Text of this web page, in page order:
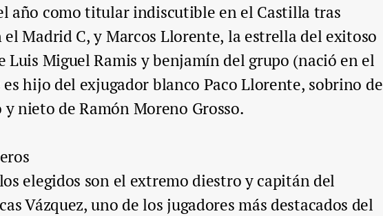
año como titular indiscutible en el Castilla tras
el Madrid C, y Marcos Llorente, la estrella del exitoso
Luis Miguel Ramis y benjamín del grupo (nació en el
es hijo del exjugador blanco Paco Llorente, sobrino de
y nieto de Ramón Moreno Grosso.
elegidos son el extremo diestro y capitán del
Vázquez, uno de los jugadores más destacados del